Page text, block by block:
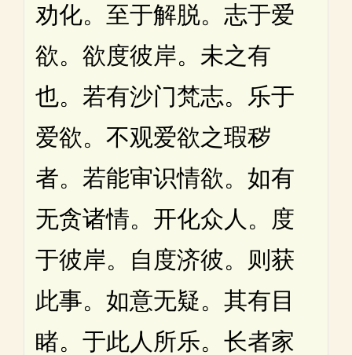
劝化。至于解脱。志于爱
欲。欲度彼岸。未之有
也。若有沙门梵志。乐于
爱欲。不观爱欲之瑕秽
者。若能审识情欲。如有
无贪诸情。开化众人。度
于彼岸。自度济彼。则获
此事。如意无疑。其有目
睹。于此人所乐。长者家